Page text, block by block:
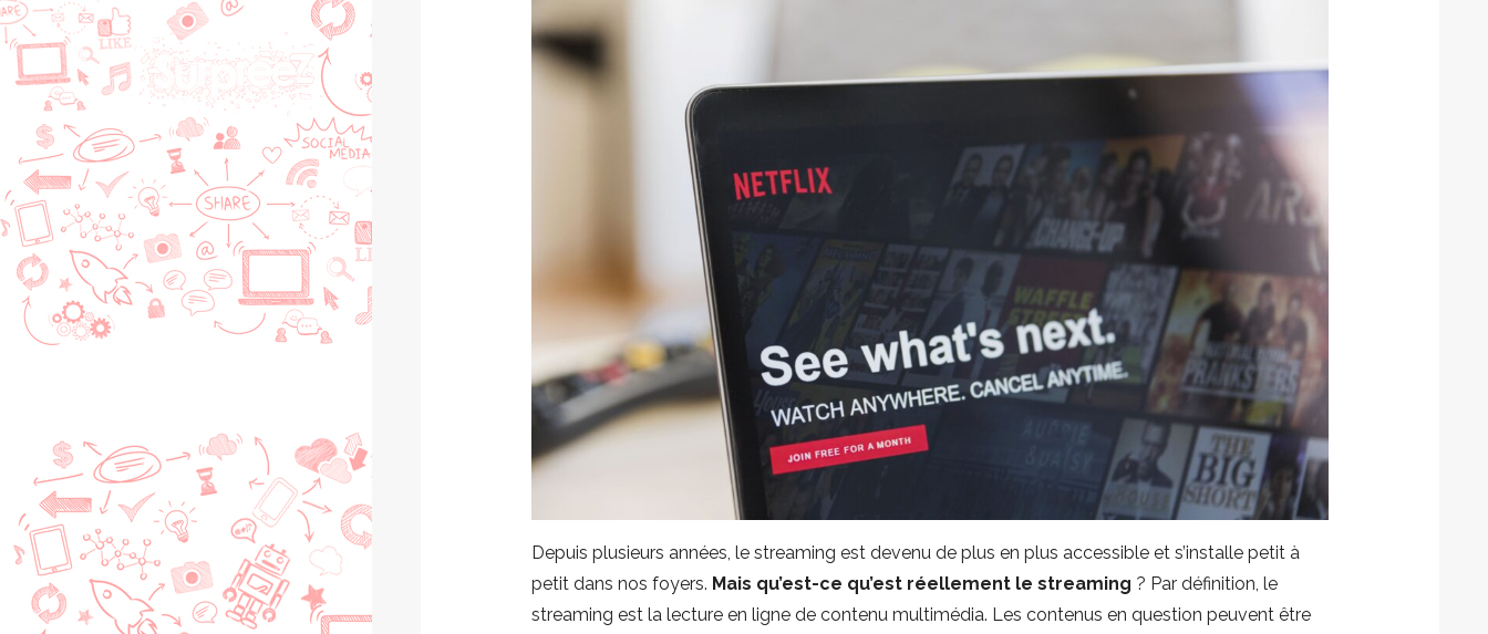
Depuis plusieurs années, le streaming est devenu de plus en plus accessible et s’installe petit à
petit dans nos foyers. Mais qu’est-ce qu’est réellement le streaming ? Par définition, le
streaming est la lecture en ligne de contenu multimédia. Les contenus en question peuvent être